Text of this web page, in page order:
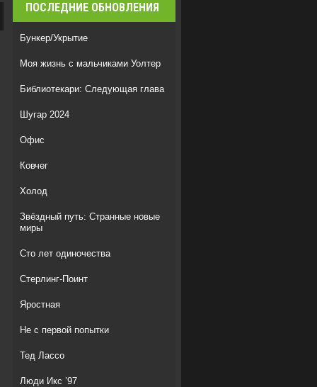
ПОСЛЕДНИЕ ОБНОВЛЕНИЯ
Бункер/Укрытие
Моя жизнь с мальчиками Уолтер
Библиотекари: Следующая глава
Шугар 2024
Офис
Ковчег
Холод
Звёздный путь: Странные новые
миры
Сто лет одиночества
Стерлинг-Поинт
Яростная
Не с первой попытки
Тед Лассо
Люди Икс ’97